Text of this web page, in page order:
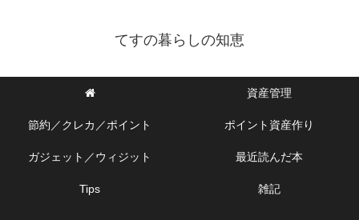
てすの暮らしの知恵
資産管理
節約／クレカ／ポイント ポイント資産作り
ガジェット／ウィジット 最近読んだ本
Tips 雑記